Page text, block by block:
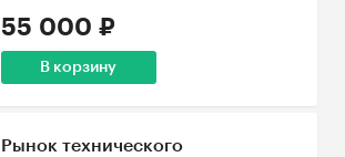
55 000 ₽
В корзину
Рынок технического